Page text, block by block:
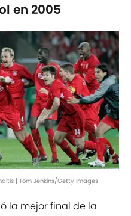
en 2005
| Tom Jenkins/Getty Images
la mejor final de la